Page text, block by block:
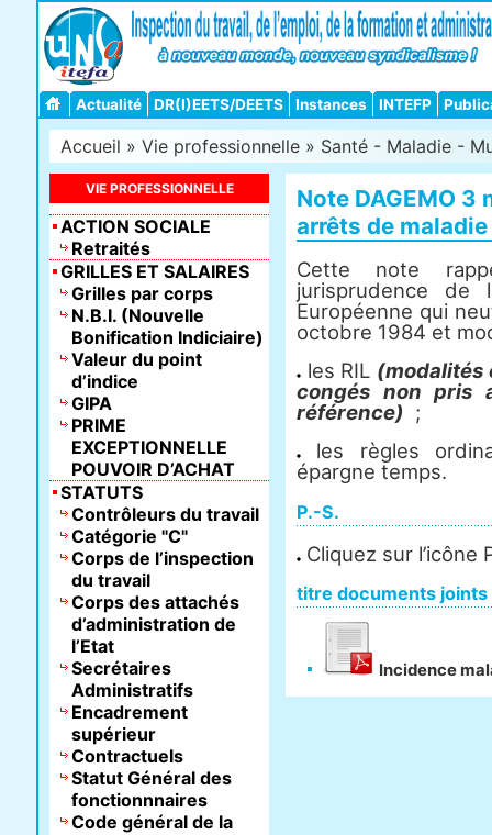
Actualité DR(I)EETS/DEETS Instances INTEFP
Accueil » Vie professionnelle » Santé - Maladie -
Note DAGEMO 3
arrêts de
Cette note
jurisprudence de
Européenne qui
octobre 1984 et
les RIL (modalités
congés non pris
référence) ;
les règles
épargne temps.
P.-S.
Cliquez sur
titre documents joints
Incidence
VIE PROFESSIONNELLE
ACTION SOCIALE
Retraités
GRILLES ET SALAIRES
Grilles par corps
N.B.I. (Nouvelle
Bonification Indiciaire)
Valeur du point
d’indice
GIPA
PRIME
EXCEPTIONNELLE
POUVOIR D’ACHAT
STATUTS
Contrôleurs du travail
Catégorie "C"
Corps de l’inspection
du travail
Corps des attachés
d’administration de
l’Etat
Secrétaires
Administratifs
Encadrement
supérieur
Contractuels
Statut Général des
fonctionnnaires
Code général de la